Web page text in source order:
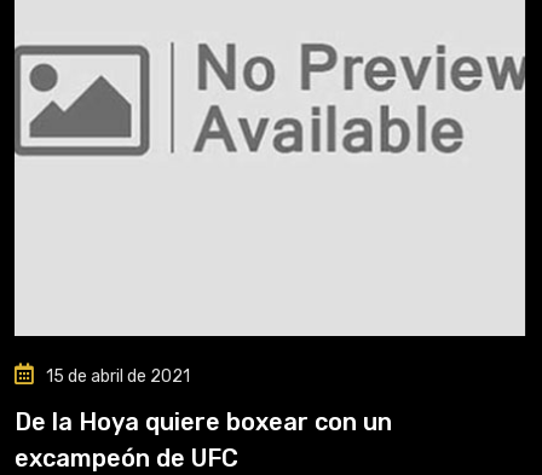
15 de abril de 2021
De la Hoya quiere boxear con un
excampeón de UFC